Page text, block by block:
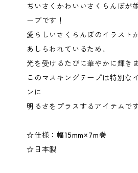
ちいさくかわいいさくらんぼが
ープです！
愛らしいさくらんぼのイラスト
あしらわれているため、
光を受けるたびに華やかに輝き
このマスキングテープは特別な
ンに
明るさをプラスするアイテムです
☆仕様：幅15mm×7m巻
☆日本製